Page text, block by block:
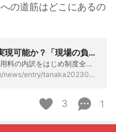
の道筋はどこにあるの
報酬体系の簡素化は実現可能か？「現場の負担重量」を軽くできるかがカギ - ケアマネタイムス
増加する「加算」が、利用料の内訳をはじめ制度全体をわかりにくくしている──利用者だけでなく現場従事者も実感している課題でしょう。９月15日の介護給付費分科会では、制度の安定性・持続可能性の確保の一環として「報酬改定の簡素化」がテーマに。解決への道筋はどこにあるのでしょうか。 ここまで報酬体系が複雑化した「３つの要因」 そもそも報酬体系がここまで複雑化した背景には、３つの要因が考えられます。 １つは、介護費用が伸び続ける中、給付の「費用対効果（自立支援・重度化防止などのサービスの質）」を上げるために、基本報酬を抑えたうえで、加算によるインセンティブを強化するという流れが加速したこと。 ２つめは、…
https://i.care-mane.com/news/entry/tanaka20230921
3 1